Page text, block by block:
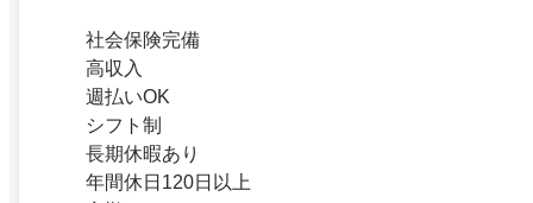
社会保険完備
高収入
週払いOK
シフト制
長期休暇あり
年間休日120日以上